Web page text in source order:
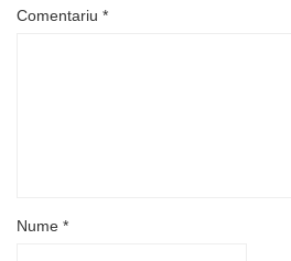
Comentariu *
Nume *